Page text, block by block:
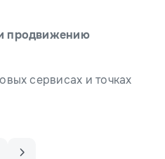
продвижению
сервисах и точках